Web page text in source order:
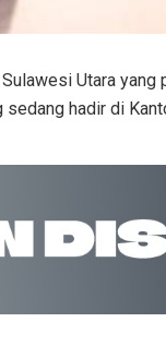
Utara
hadir di